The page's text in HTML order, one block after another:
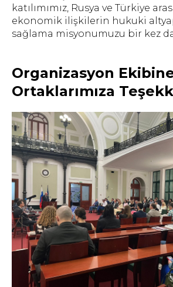
katılımımız, Rusya ve Türkiye
ekonomik ilişkilerin hukuki
sağlama misyonumuzu bir kez
Organizasyon
Ortaklarımıza